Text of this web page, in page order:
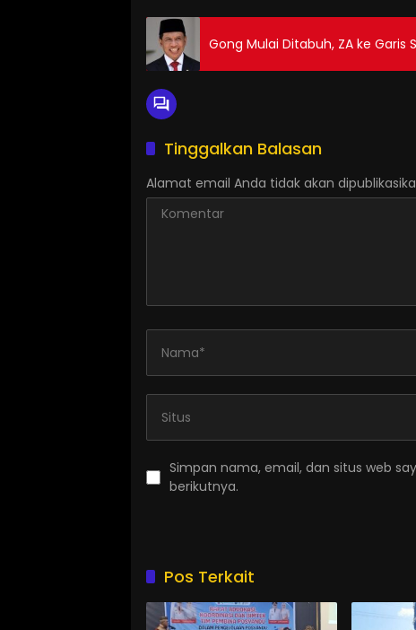
Gong Mulai Ditabuh, ZA ke Garis
Tinggalkan Balasan
Alamat email Anda tidak akan
Simpan nama, email, dan situs web
berikutnya.
Pos Terkait